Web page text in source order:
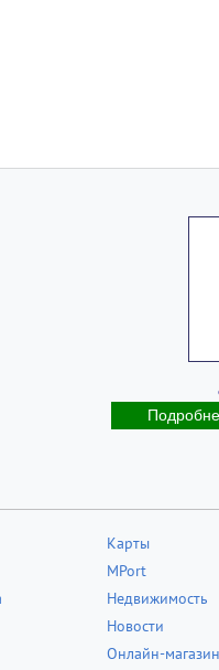
Карты
MPort
Недвижимость
Новости
Онлайн-магазин